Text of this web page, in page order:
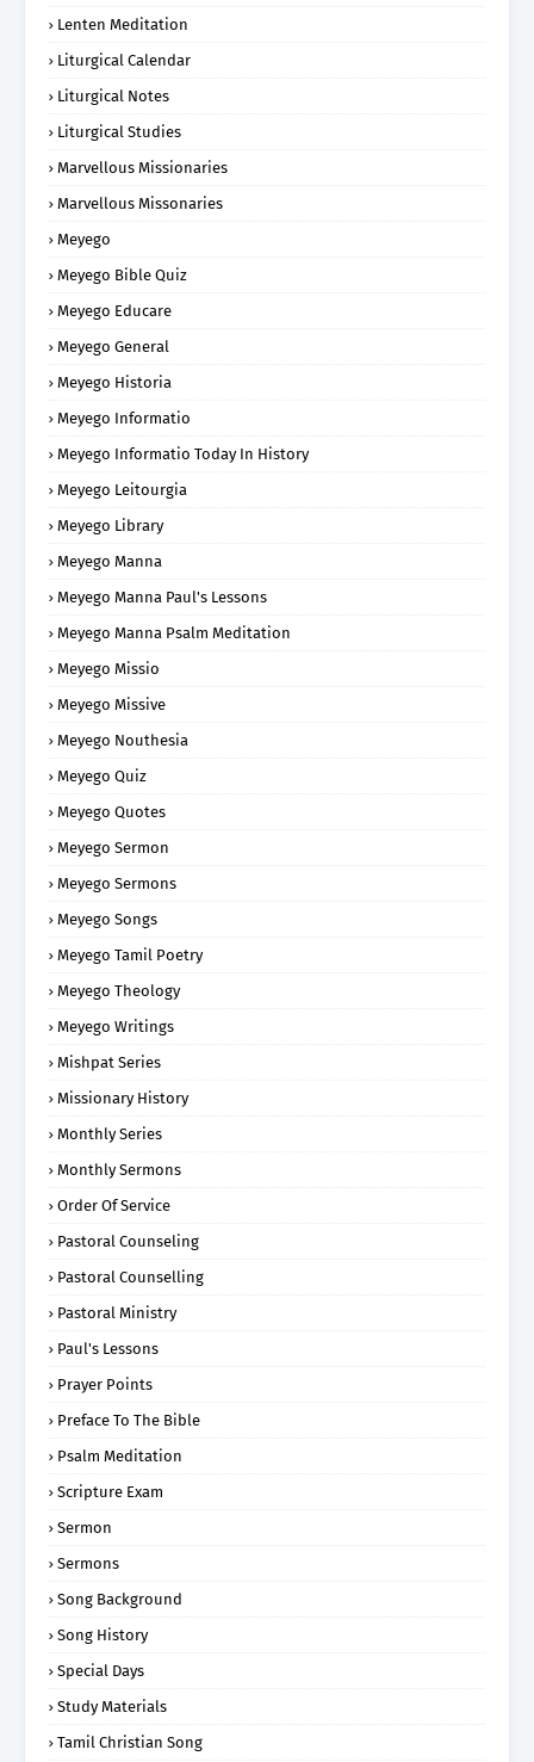
Lenten Meditation
Liturgical Calendar
Liturgical Notes
Liturgical Studies
Marvellous Missionaries
Marvellous Missonaries
Meyego
Meyego Bible Quiz
Meyego Educare
Meyego General
Meyego Historia
Meyego Informatio
Meyego Informatio Today In History
Meyego Leitourgia
Meyego Library
Meyego Manna
Meyego Manna Paul's Lessons
Meyego Manna Psalm Meditation
Meyego Missio
Meyego Missive
Meyego Nouthesia
Meyego Quiz
Meyego Quotes
Meyego Sermon
Meyego Sermons
Meyego Songs
Meyego Tamil Poetry
Meyego Theology
Meyego Writings
Mishpat Series
Missionary History
Monthly Series
Monthly Sermons
Order Of Service
Pastoral Counseling
Pastoral Counselling
Pastoral Ministry
Paul's Lessons
Prayer Points
Preface To The Bible
Psalm Meditation
Scripture Exam
Sermon
Sermons
Song Background
Song History
Special Days
Study Materials
Tamil Christian Song